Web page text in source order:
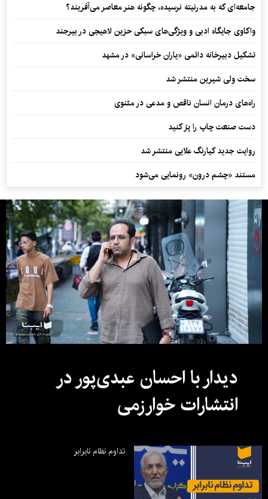
جامعه‌ای که به مدرنیته نرسیده، چگونه هنر معاصر می‌آفریند؟
واکاوی جایگاه ادبی و ویژگی‌های سبکی حزین لاهیجی در بیرجند
تشکیل دبیرخانه دائمی «یاران خراسانی» در مشهد
سخت ولی شیرین منتشر شد
راه‌های درمان انسان ناقص و مدعی در مثنوی
دست صنعت چاپ را پرُ کنید
روایت جدید کیارنگ علایی منتشر شد
مستند «چشم درون» رونمایی می‌شود
دیدار با احسان عبدی‌پور در
انتشارات خوارزمی
تداوم نظام نابرابر